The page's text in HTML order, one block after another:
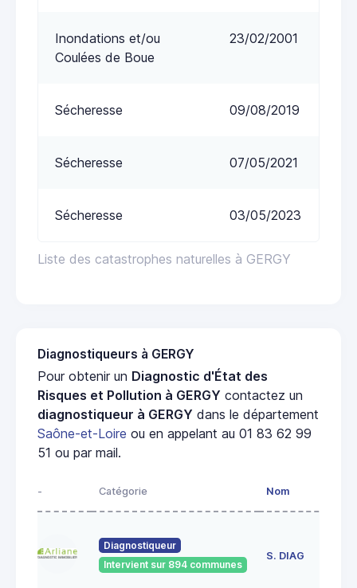
Liste des catastrophes naturelles à GERGY
Inondations et/ou
Coulées de Boue
23/02/2001
Sécheresse 09/08/2019
Sécheresse 07/05/2021
Sécheresse 03/05/2023
Diagnostiqueurs à GERGY
Pour obtenir un Diagnostic d'État des
Risques et Pollution à GERGY contactez un
diagnostiqueur à GERGY dans le département
Saône-et-Loire ou en appelant au 01 83 62 99
51 ou par mail.
- Catégorie Nom
Diagnostiqueur
Intervient sur 894 communes
S. DIAG